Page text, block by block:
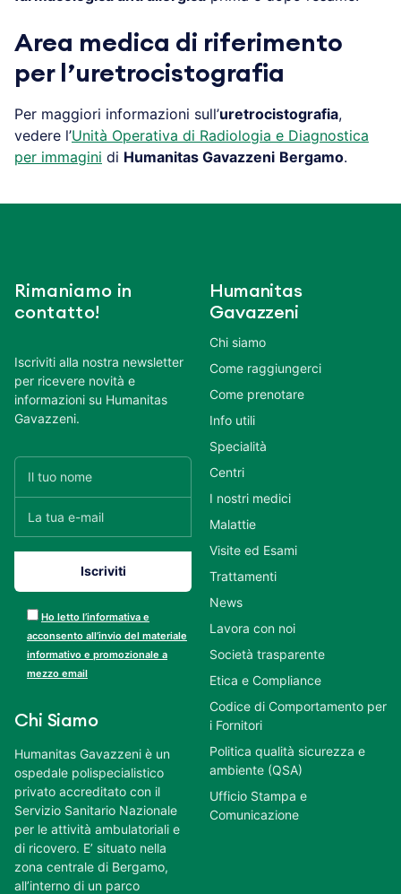
Area medica di riferimento
per l’uretrocistografia
Per maggiori informazioni sull’uretrocistografia,
vedere l’Unità Operativa di Radiologia e Diagnostica
per immagini di Humanitas Gavazzeni Bergamo.
Rimaniamo in
contatto!
Iscriviti alla nostra newsletter
per ricevere novità e
informazioni su Humanitas
Gavazzeni.
Ho letto l’informativa e
acconsento all’invio del materiale
informativo e promozionale a
mezzo email
Chi Siamo
Humanitas Gavazzeni è un
ospedale polispecialistico
privato accreditato con il
Servizio Sanitario Nazionale
per le attività ambulatoriali e
di ricovero. E’ situato nella
zona centrale di Bergamo,
all’interno di un parco
Humanitas
Gavazzeni
Chi siamo
Come raggiungerci
Come prenotare
Info utili
Specialità
Centri
I nostri medici
Malattie
Visite ed Esami
Trattamenti
News
Lavora con noi
Società trasparente
Etica e Compliance
Codice di Comportamento per
i Fornitori
Politica qualità sicurezza e
ambiente (QSA)
Ufficio Stampa e
Comunicazione